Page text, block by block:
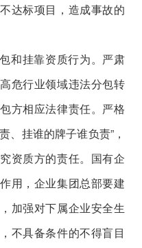
达标项目，造成事故的
和挂靠资质行为。严肃
危行业领域违法分包转
方相应法律责任。严格
、挂谁的牌子谁负责”，
资质方的责任。国有企
用，企业集团总部要建
加强对下属企业安全生
不具备条件的不得盲目